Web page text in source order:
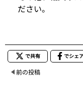
ださい。
で共有 でシェ
前の投稿